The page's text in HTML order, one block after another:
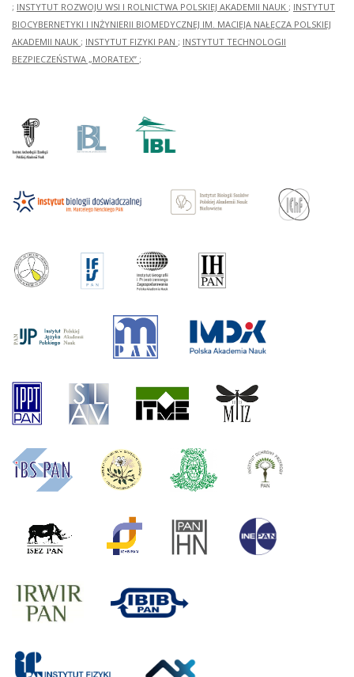
; INSTYTUT ROZWOJU WSI I ROLNICTWA POLSKIEJ AKADEMII NAUK ; INSTYTUT
BIOCYBERNETYKI I INŻYNIERII BIOMEDYCZNEJ IM. MACIEJA NAŁĘCZA POLSKIEJ
AKADEMII NAUK ; INSTYTUT FIZYKI PAN ; INSTYTUT TECHNOLOGII
BEZPIECZEŃSTWA „MORATEX” ;